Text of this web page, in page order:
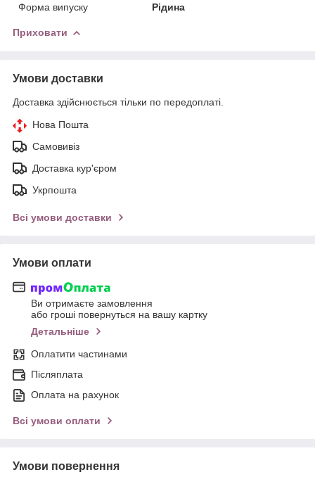
Форма випуску
Рідина
Приховати
Умови доставки
Доставка здійснюється тільки по передоплаті.
Нова Пошта
Самовивіз
Доставка кур'єром
Укрпошта
Всі умови доставки
Умови оплати
Ви отримаєте замовлення
або гроші повернуться на вашу картку
Детальніше
Оплатити частинами
Післяплата
Оплата на рахунок
Всі умови оплати
Умови повернення